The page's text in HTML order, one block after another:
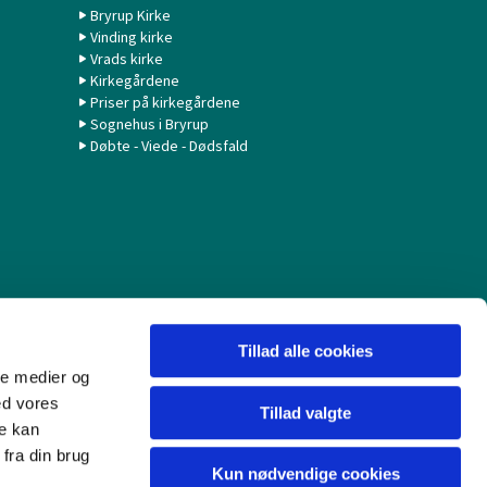
medier og
vores
kan
din brug
Tillad alle cookies
Tillad valgte
Kun nødvendige cookies
Bryrup Kirke
Vinding kirke
Vrads kirke
Kirkegårdene
Priser på kirkegårdene
Sognehus i Bryrup
Døbte - Viede - Dødsfald